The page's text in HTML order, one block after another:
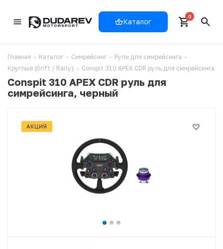
Каталог
0
Главная - Каталог - Симрейсинг - Рули для симрейсинга -
Круглые (Drift / Rally) - Conspit 310 APEX CDR руль для симрейсинга
Conspit 310 APEX CDR руль для
симрейсинга, черный
АКЦИЯ